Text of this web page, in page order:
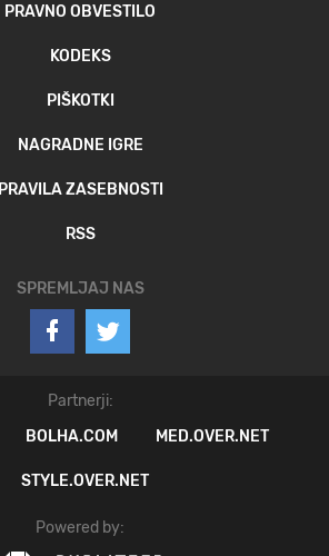
PRAVNO OBVESTILO
KODEKS
PIŠKOTKI
NAGRADNE IGRE
PRAVILA ZASEBNOSTI
RSS
SPREMLJAJ NAS
Partnerji:
BOLHA.COM MED.OVER.NET
STYLE.OVER.NET
Powered by: